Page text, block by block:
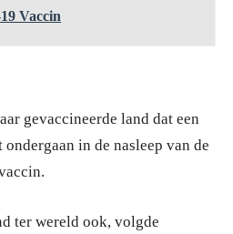
Vaccin
gevaccineerde land dat een
in de nasleep van de
ter wereld ook, volgde